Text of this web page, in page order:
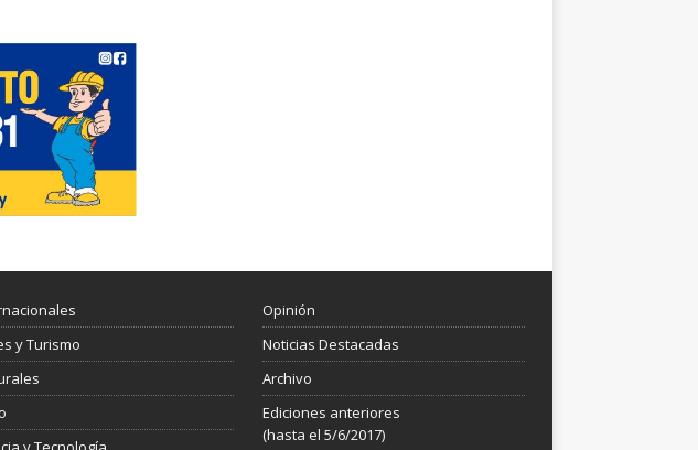
y Turismo
Opinión
Noticias Destacadas
Archivo
Ediciones anteriores
(hasta el 5/6/2017)